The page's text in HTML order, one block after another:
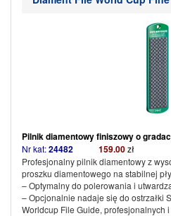
Pilnik diamentowyfiniszowy o
Nr kat:24482 159.00zł
Profesjonalny pilnik diamentowy z
proszku diamentowego na stabilnej
– Optymalny do polerowania i
– Opcjonalnie nadaje się do ostrzałki
Worldcup File Guide, profesjonalnych